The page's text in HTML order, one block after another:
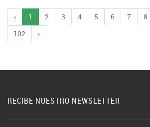
‹ 1 2 3 4 5 6 7 8
102
›
RECIBE NUESTRO NEWSLETTER